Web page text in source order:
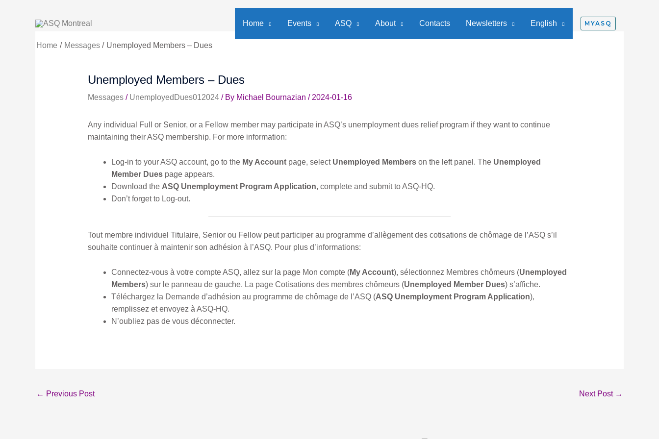
Home Events ASQ About Contacts Newsletters English MYASQ
Home Messages Unemployed Members – Dues
Unemployed Members – Dues
Messages/ UnemployedDues012024/ By Michael Bournazian /2024-01-16
Any individual Full or Senior, or a Fellow member may participate in ASQ’s unemployment dues relief program if they want to continue
maintaining their ASQ membership. For more information:
Log-in to your ASQ account, go to the My Accountpage, select Unemployed Memberson the left panel. The Unemployed
Member Duespage appears.
Download the ASQ Unemployment Program Application, complete and submit to ASQ-HQ.
Don’t forget to Log-out.
Tout membre individuel Titulaire, Senior ou Fellow peut participer au programme d’allègement des cotisations de chômage de l’ASQ s’il
souhaite continuer à maintenir son adhésion à l’ASQ. Pour plus d’informations:
Connectez-vous à votre compte ASQ, allez sur la page Mon compte (My Account), sélectionnez Membres chômeurs (Unemployed
Members) sur le panneau de gauche. La page Cotisations des membres chômeurs (Unemployed Member Dues) s’affiche.
Téléchargez la Demande d’adhésion au programme de chômage de l’ASQ (ASQ Unemployment Program Application),
remplissez et envoyez à ASQ-HQ.
N’oubliez pas de vous déconnecter.
← Previous Post Next Post →